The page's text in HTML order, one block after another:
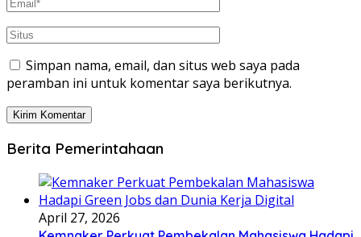
Simpan nama, email, dan situs web saya pada
peramban ini untuk komentar saya berikutnya.
Berita Pemerintahaan
April 27, 2026